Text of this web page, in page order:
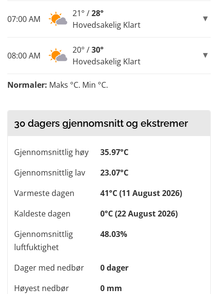
07:00 AM
21° /28°
Hovedsakelig Klart
08:00 AM
20° /30°
Hovedsakelig Klart
Normaler: Maks °C. Min °C.
30 dagers gjennomsnitt og ekstremer
Gjennomsnittlig høy
35.97°C
Gjennomsnittlig lav
23.07°C
Varmeste dagen
41°C (11 August 2026)
Kaldeste dagen
0°C (22 August 2026)
Gjennomsnittlig
luftfuktighet
48.03%
Dager med nedbør
0 dager
Høyest nedbør
0 mm